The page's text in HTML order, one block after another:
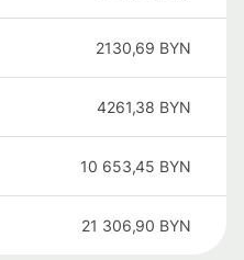
2130,69 BYN
4261,38 BYN
10 653,45 BYN
21 306,90 BYN